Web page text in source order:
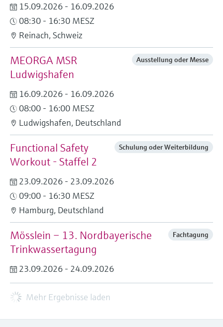
15.09.2026 - 16.09.2026
08:30 - 16:30 MESZ
Reinach, Schweiz
MEORGA MSR
Ludwigshafen
Ausstellung oder Messe
16.09.2026 - 16.09.2026
08:00 - 16:00 MESZ
Ludwigshafen, Deutschland
Functional Safety
Workout - Staffel 2
Schulung oder Weiterbildung
23.09.2026 - 23.09.2026
09:00 - 16:30 MESZ
Hamburg, Deutschland
Mösslein – 13. Nordbayerische
Trinkwassertagung
Fachtagung
23.09.2026 - 24.09.2026
Mehr Ergebnisse laden